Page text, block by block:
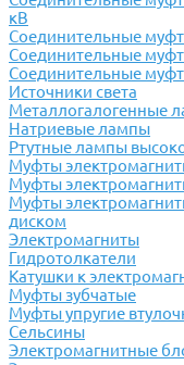
кВ
Соединительные
Соединительные
Соединительные
Источники света
Металлогалогенные
Натриевые лампы
Ртутные лампы
Муфты
Муфты
Муфты
диском
Электромагниты
Гидротолкатели
Катушки к
Муфты зубчатые
Муфты упругие
Сельсины
Электромагнитные